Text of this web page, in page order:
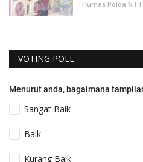
Humas Polda NTT
VOTING POLL
Menurut anda, bagaimana
Sangat Baik
Baik
Kurang Baik